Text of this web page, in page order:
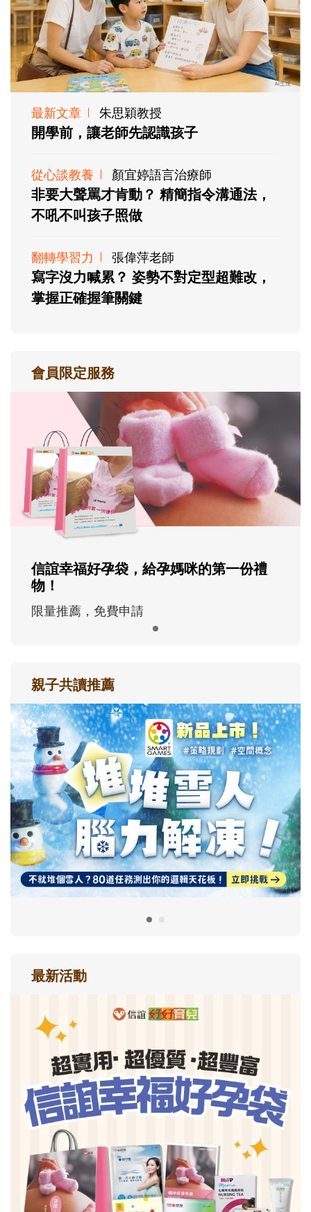
最新文章 朱思穎教授
開學前，讓老師先認識孩子
從心談教養 顏宜婷語言治療師
非要大聲罵才肯動？ 精簡指令溝通法，
不吼不叫孩子照做
翻轉學習力 張偉萍老師
寫字沒力喊累？ 姿勢不對定型超難改，
掌握正確握筆關鍵
會員限定服務
信誼幸福好孕袋，給孕媽咪的第一份禮
物！
限量推薦，免費申請
親子共讀推薦
最新活動